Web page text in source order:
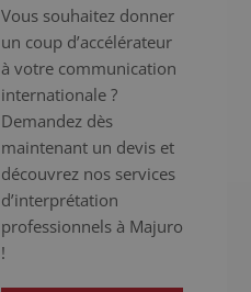
Vous souhaitez donner
un coup d’accélérateur
à votre communication
internationale ?
Demandez dès
maintenant un devis et
découvrez nos services
d’interprétation
professionnels à Majuro
!